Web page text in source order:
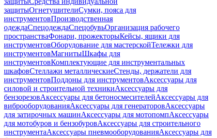
защитыОгнетушителиСумки, пояса для
инструментовПроизводственная
одеждаСпецодеждаСпецобувьОрганизация рабочего
пространстваФонари, прожекторыКейсы, ящики для
инструментовОборудование для мастерскойТележки для
инструментовМагнитыШкафы для
инструментовКомплектующие для инструментальных
шкафовСтеллажи металлическиеСтенды, держатели для
инструментовПоддоны для инструментовАксессуары для
силовой и строительной техникиАксессуары для
бензорезовАксессуары для бетоносмесителейАксессуары для
виброоборудованияАксессуары для генераторовАксессуары
для затирочных машинАксессуары для мотопомпАксессуары
для мотобуров и бензобуровАксессуары для строительного
инструментаАксессуары пневмооборудованияАксессуары для